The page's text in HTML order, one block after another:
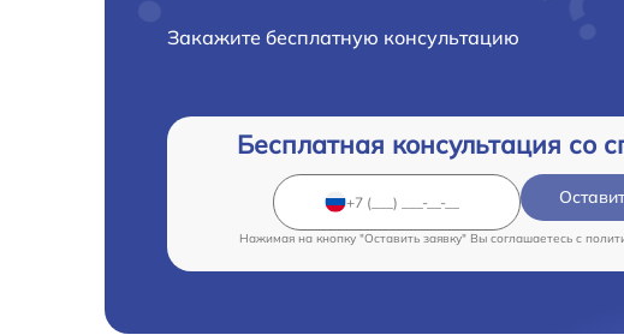
Закажите бесплатную консультацию
Бесплатная консультация со
Нажимая на кнопку "Оставить заявку" Вы соглашаетесь c